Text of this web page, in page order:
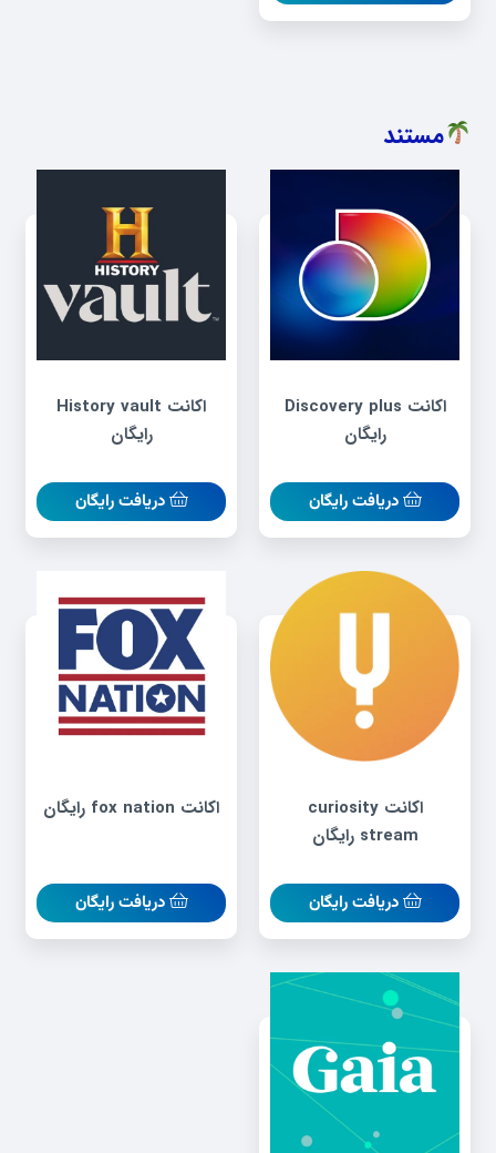
مستند
اکانت Discovery plus
رایگان
دریافت رایگان
اکانت History vault
رایگان
دریافت رایگان
اکانت curiosity
stream رایگان
دریافت رایگان
اکانت fox nation رایگان
دریافت رایگان